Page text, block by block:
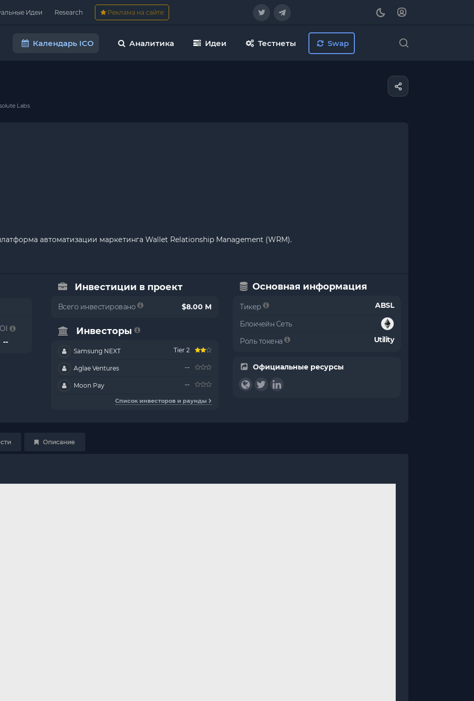
Идеи Research Реклама на сайте
Календарь ICO Аналитика Идеи Тестнеты Swap
Labs
автоматизации маркетинга Wallet Relationship Management (WRM).
--
Инвестиции в проект
Всего инвестировано $8.00 M
Инвесторы
Samsung NEXT Tier 2
Aglae Ventures --
Moon Pay --
Список инвесторов и раунды
Основная информация
Тикер ABSL
Блокчейн Сеть
Роль токена
Utility
Официальные ресурсы
Описание